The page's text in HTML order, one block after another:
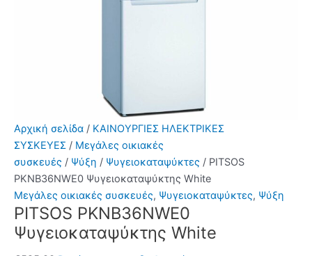
Αρχική σελίδα / ΚΑΙΝΟΥΡΓΙΕΣ ΗΛΕΚΤΡΙΚΕΣ
ΣΥΣΚΕΥΕΣ / Μεγάλες οικιακές
συσκευές / Ψύξη / Ψυγειοκαταψύκτες / PITSOS
PKNB36NWE0 Ψυγειοκαταψύκτης White
Μεγάλες οικιακές συσκευές, Ψυγειοκαταψύκτες, Ψύξη
PITSOS PKNB36NWE0
Ψυγειοκαταψύκτης White